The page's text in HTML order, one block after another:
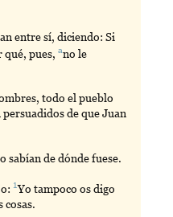
entre sí, diciendo: Si
qué, pues,ano le
todo el pueblo
de que Juan
sabían de dónde fuese.
1Yo tampoco os digo
cosas.